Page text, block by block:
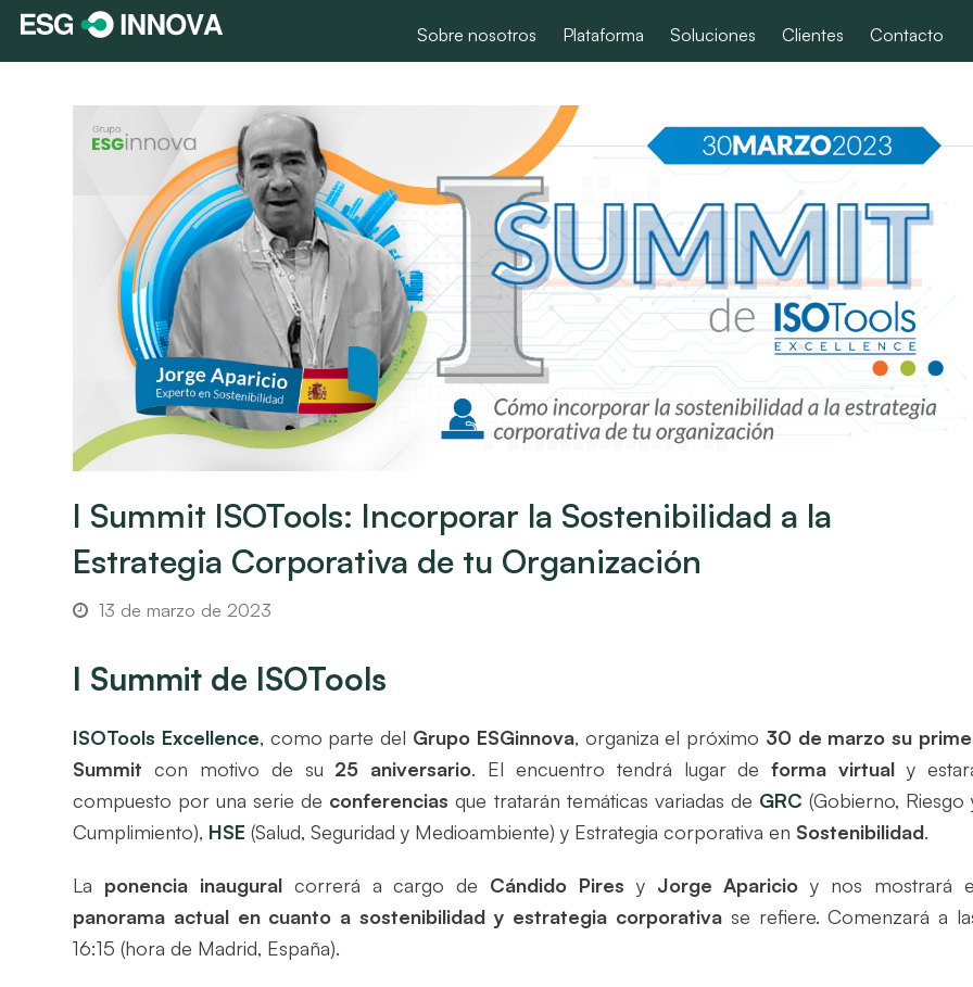
Sobre nosotros Plataforma Soluciones Clientes Contacto
I Summit ISOTools: Incorporar la Sostenibilidad a la
Estrategia Corporativa de tu Organización
13 de marzo de 2023
I Summit de ISOTools
ISOTools Excellence, como parte del Grupo ESGinnova, organiza el próximo 30 de marzo su
Summit con motivo de su 25 aniversario. El encuentro tendrá lugar deforma virtual y
compuesto por una serie de conferencias que tratarán temáticas variadas de GRC (Gobierno, Riesgo
Cumplimiento), HSE (Salud, Seguridad y Medioambiente) y Estrategia corporativa en Sostenibilidad.
La ponencia inauguralcorrerá a cargo de Cándido Pires y Jorge Aparicio y nos mostrará
panorama actual en cuanto a sostenibilidad y estrategia corporativa se refiere. Comenzará a
16:15 (hora de Madrid, España).